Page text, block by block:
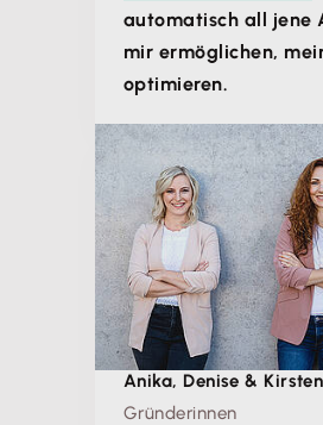
automatisch all jene
mir ermöglichen,
optimieren.
Anika, Denise &
Gründerinnen